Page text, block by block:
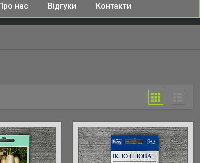
нас Відгуки Контакти